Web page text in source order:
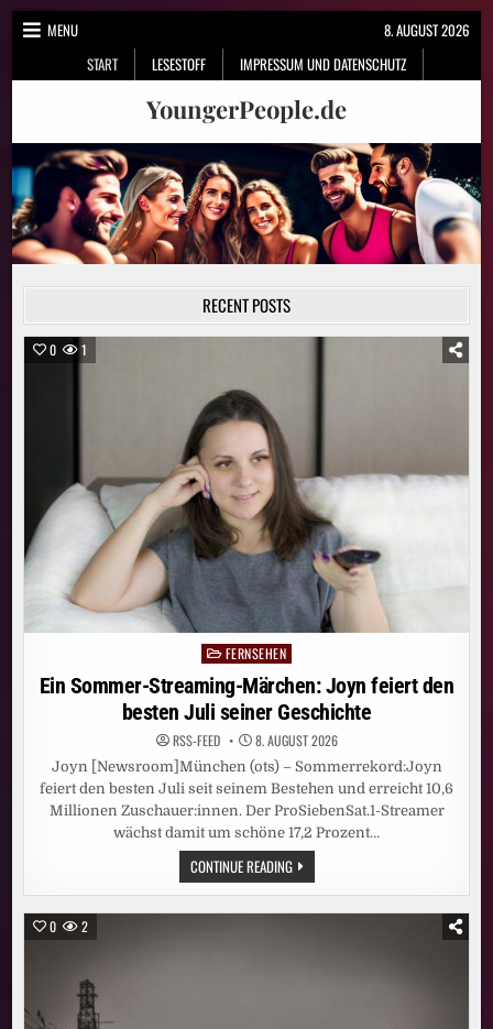
Skip
MENU
START
LESESTOFF IMPRESSUM UND DATENSCHUTZ
8. AUGUST 2026
YoungerPeople.de
RECENT POSTS
0 1
Posted
in
FERNSEHEN
Ein Sommer-Streaming-Märchen: Joyn feiert den
besten Juli seiner Geschichte
RSS-FEED 8. AUGUST 2026
Joyn [Newsroom]München (ots) – Sommerrekord:Joyn
feiert den besten Juli seit seinem Bestehen und erreicht 10,6
Millionen Zuschauer:innen. Der ProSiebenSat.1-Streamer
wächst damit um schöne 17,2 Prozent…
CONTINUE READINGEIN
SOMMER-
STREAMING-
MÄRCHEN:
0 2